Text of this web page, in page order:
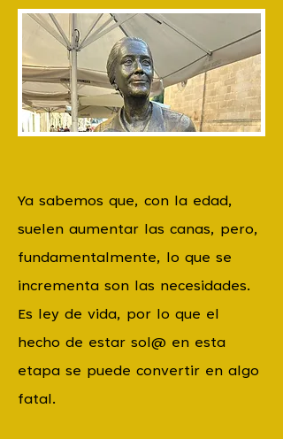
Ya sabemos que, con la edad,
suelen aumentar las canas, pero,
fundamentalmente, lo que se
incrementa son las necesidades.
Es ley de vida, por lo que el
hecho de estar sol@ en esta
etapa se puede convertir en algo
fatal.